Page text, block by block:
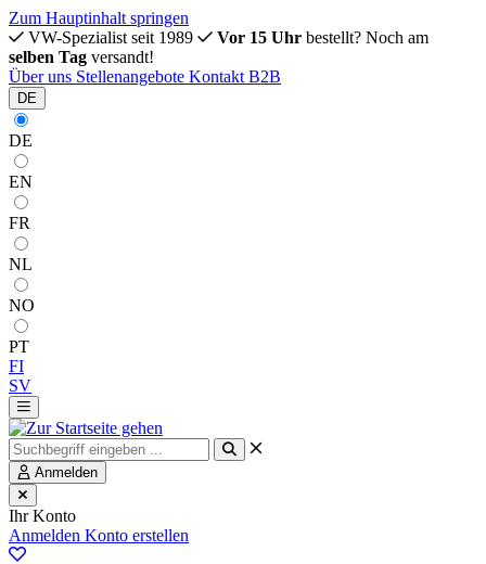
Zum Hauptinhalt springen
VW-Spezialist seit 1989
Vor 15 Uhr bestellt? Noch am
selben Tag versandt!
Über uns Stellenangebote Kontakt B2B
DE
DE
EN
FR
NL
NO
PT
FI
SV
Anmelden
Ihr Konto
Anmelden Konto erstellen